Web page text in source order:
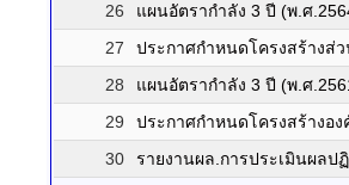
26
แผนอัตรากำลัง 3 ปี (พ.ศ
27
ประกาศกำหนดโครงสร้างส่
28
แผนอัตรากำลัง 3 ปี (พ.ศ
29
ประกาศกำหนดโครงสร้างอ
30
รายงานผล.การประเมินผลป